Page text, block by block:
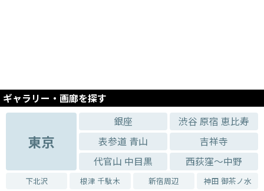
ギャラリー・画廊を探す
東京
銀座
渋谷 原宿 恵比寿
表参道 青山
吉祥寺
代官山 中目黒
西荻窪～中野
下北沢 根津 千駄木 新宿周辺
神田 御茶ノ水